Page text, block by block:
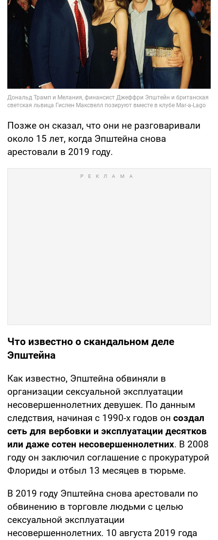
Позже он сказал, что они не разговаривали
около 15 лет, когда Эпштейна снова
арестовали в 2019 году.
Что известно о скандальном деле
Эпштейна
Как известно, Эпштейна обвиняли в
организации сексуальной эксплуатации
несовершеннолетних девушек. По данным
следствия, начиная с 1990-х годов он создал
сеть для вербовки и эксплуатации десятков
или даже сотен несовершеннолетних. В 2008
году он заключил соглашение с прокуратурой
Флориды и отбыл 13 месяцев в тюрьме.
В 2019 году Эпштейна снова арестовали по
обвинению в торговле людьми с целью
сексуальной эксплуатации
несовершеннолетних. 10 августа 2019 года